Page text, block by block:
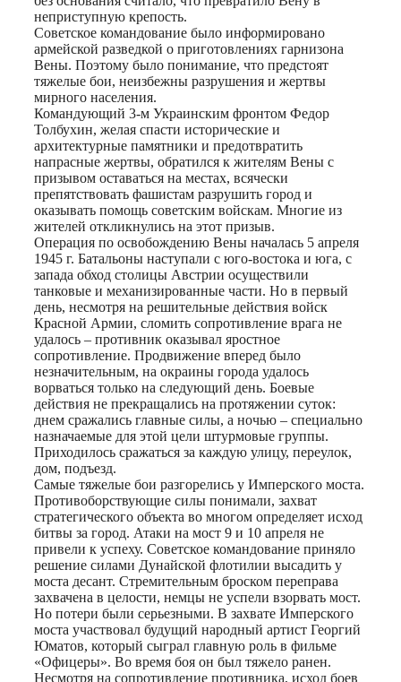
неприступную крепость.
Советское командование было информировано
армейской разведкой о приготовлениях гарнизона
Вены. Поэтому было понимание, что предстоят
тяжелые бои, неизбежны разрушения и жертвы
мирного населения.
Командующий 3-м Украинским фронтом Федор
Толбухин, желая спасти исторические и
архитектурные памятники и предотвратить
напрасные жертвы, обратился к жителям Вены с
призывом оставаться на местах, всячески
препятствовать фашистам разрушить город и
оказывать помощь советским войскам. Многие из
жителей откликнулись на этот призыв.
Операция по освобождению Вены началась 5 апреля
1945 г. Батальоны наступали с юго-востока и юга, с
запада обход столицы Австрии осуществили
танковые и механизированные части. Но в первый
день, несмотря на решительные действия войск
Красной Армии, сломить сопротивление врага не
удалось – противник оказывал яростное
сопротивление. Продвижение вперед было
незначительным, на окраины города удалось
ворваться только на следующий день. Боевые
действия не прекращались на протяжении суток:
днем сражались главные силы, а ночью – специально
назначаемые для этой цели штурмовые группы.
Приходилось сражаться за каждую улицу, переулок,
дом, подъезд.
Самые тяжелые бои разгорелись у Имперского моста.
Противоборствующие силы понимали, захват
стратегического объекта во многом определяет исход
битвы за город. Атаки на мост 9 и 10 апреля не
привели к успеху. Советское командование приняло
решение силами Дунайской флотилии высадить у
моста десант. Стремительным броском переправа
захвачена в целости, немцы не успели взорвать мост.
Но потери были серьезными. В захвате Имперского
моста участвовал будущий народный артист Георгий
Юматов, который сыграл главную роль в фильме
«Офицеры». Во время боя он был тяжело ранен.
Несмотря на сопротивление противника, исход боев